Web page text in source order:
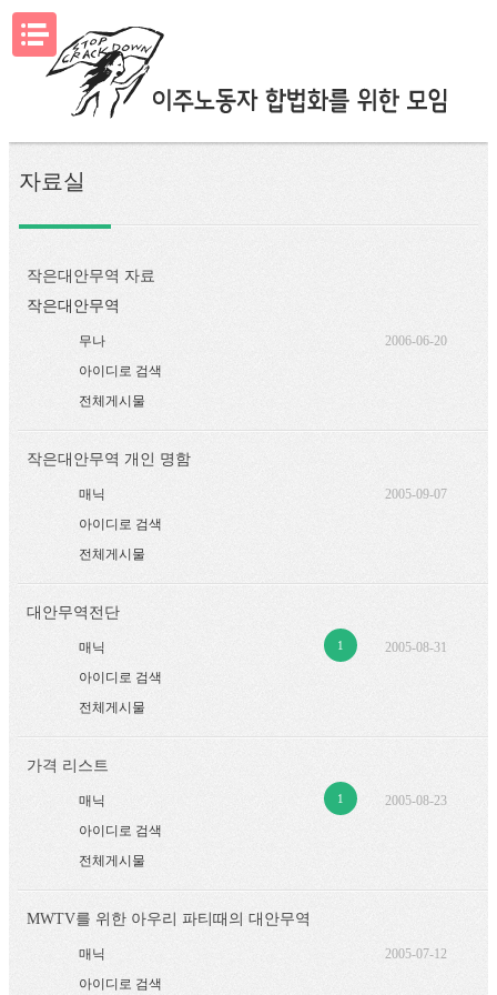
메뉴열기
자료실
작은대안무역 자료
작은대안무역
무나
아이디로 검색
전체게시물
2006-06-20
작은대안무역 개인 명함
매닉
아이디로 검색
전체게시물
2005-09-07
대안무역전단
1
매닉
아이디로 검색
전체게시물
2005-08-31
가격 리스트
1
매닉
아이디로 검색
전체게시물
2005-08-23
MWTV를 위한 아우리 파티때의 대안무역
매닉
아이디로 검색
2005-07-12